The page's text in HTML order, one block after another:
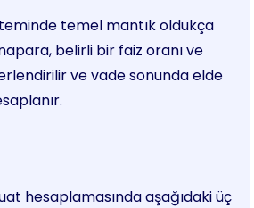
temel mantık oldukça
belirli bir faiz oranı ve
ve vade sonunda elde
hesaplamasında aşağıdaki üç